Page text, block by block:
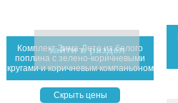
Комплект Зима-Лето из белого
поплина с зелено-коричневыми
кругами и коричневым компаньоном
зайти в раздел
Скрыть цены